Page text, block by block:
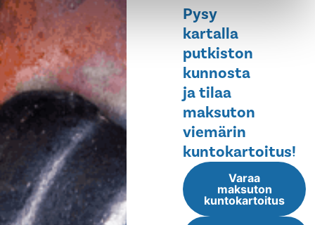
Pysy
kartalla
putkiston
kunnosta
ja tilaa
maksuton
viemärin
kuntokartoitus!
Varaa
maksuton
kuntokartoitus